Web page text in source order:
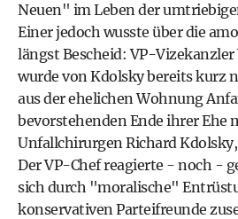
Neuen" im Leben der
Einer jedoch wusste über die
längst Bescheid: VP-
wurde von Kdolsky bereits kurz
aus der ehelichen Wohnung
bevorstehenden Ende ihrer Ehe
Unfallchirurgen Richard
Der VP-Chef reagierte - noch -
sich durch "moralische"
konservativen Parteifreunde